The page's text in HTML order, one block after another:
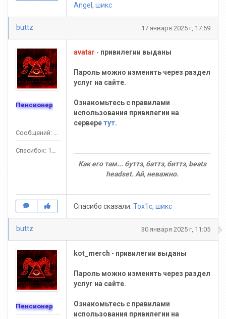
Аngel , шикс
buttz 17 января 2025 г, 17:59
Пенсионер
avatar - привилегии выданы
Пароль можно изменить через раздел
услуг на сайте.
Ознакомьтесь с правилами
использования привилегии на
серверетут.
Как его там... буттз, баттз, биттз, beats
headset. Ай, неважно.
Спасибо сказали: Tox1c, шикс
buttz 30 января 2025 г, 11:05
Пенсионер
kot_merch - привилегии выданы
Пароль можно изменить через раздел
услуг на сайте.
Ознакомьтесь с правилами
использования привилегии на